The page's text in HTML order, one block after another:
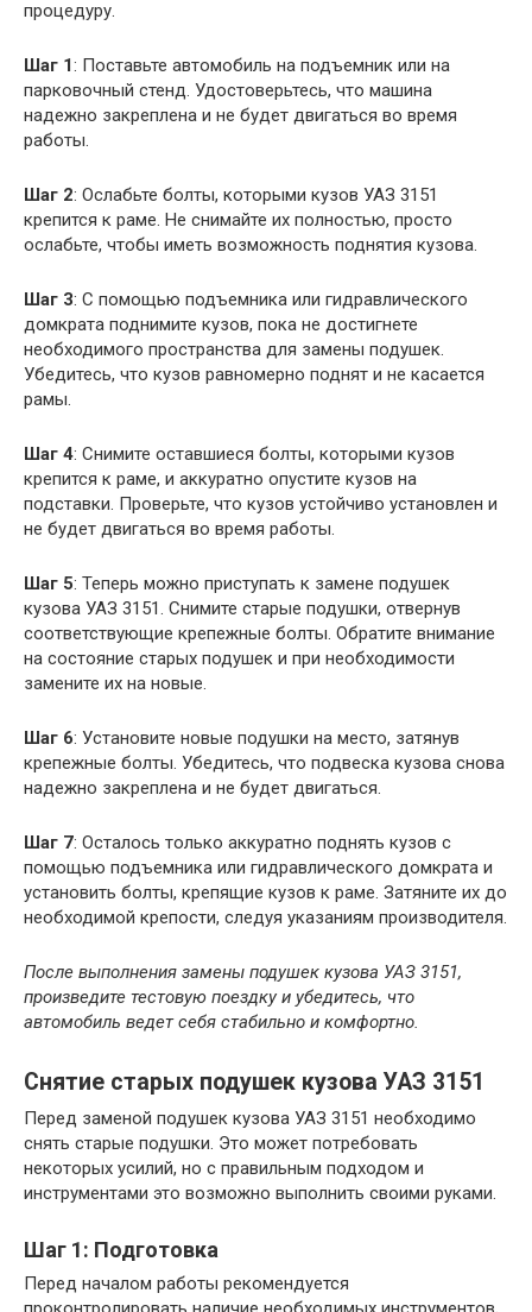
процедуру.
Шаг 1: Поставьте автомобиль на подъемник или на
парковочный стенд. Удостоверьтесь, что машина
надежно закреплена и не будет двигаться во время
работы.
Шаг 2: Ослабьте болты, которыми кузов УАЗ 3151
крепится к раме. Не снимайте их полностью, просто
ослабьте, чтобы иметь возможность поднятия кузова.
Шаг 3: С помощью подъемника или гидравлического
домкрата поднимите кузов, пока не достигнете
необходимого пространства для замены подушек.
Убедитесь, что кузов равномерно поднят и не касается
рамы.
Шаг 4: Снимите оставшиеся болты, которыми кузов
крепится к раме, и аккуратно опустите кузов на
подставки. Проверьте, что кузов устойчиво установлен и
не будет двигаться во время работы.
Шаг 5: Теперь можно приступать к замене подушек
кузова УАЗ 3151. Снимите старые подушки, отвернув
соответствующие крепежные болты. Обратите внимание
на состояние старых подушек и при необходимости
замените их на новые.
Шаг 6: Установите новые подушки на место, затянув
крепежные болты. Убедитесь, что подвеска кузова снова
надежно закреплена и не будет двигаться.
Шаг 7: Осталось только аккуратно поднять кузов с
помощью подъемника или гидравлического домкрата и
установить болты, крепящие кузов к раме. Затяните их до
необходимой крепости, следуя указаниям производителя.
После выполнения замены подушек кузова УАЗ 3151,
произведите тестовую поездку и убедитесь, что
автомобиль ведет себя стабильно и комфортно.
Снятие старых подушек кузова УАЗ 3151
Перед заменой подушек кузова УАЗ 3151 необходимо
снять старые подушки. Это может потребовать
некоторых усилий, но с правильным подходом и
инструментами это возможно выполнить своими руками.
Шаг 1: Подготовка
Перед началом работы рекомендуется